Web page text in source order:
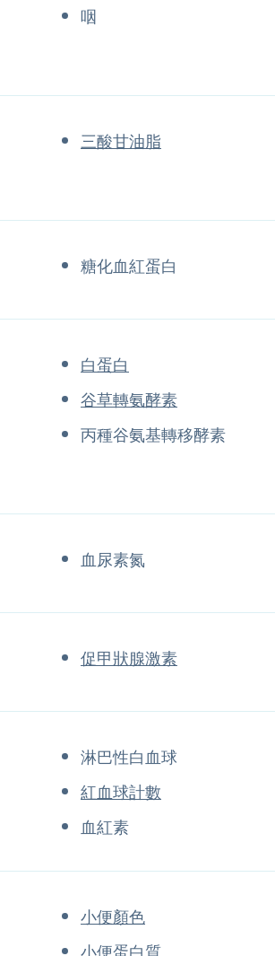
咽
三酸甘油脂
糖化血紅蛋白
白蛋白
谷草轉氨酵素
丙種谷氨基轉移酵素
血尿素氮
促甲狀腺激素
淋巴性白血球
紅血球計數
血紅素
小便顏色
小便蛋白質